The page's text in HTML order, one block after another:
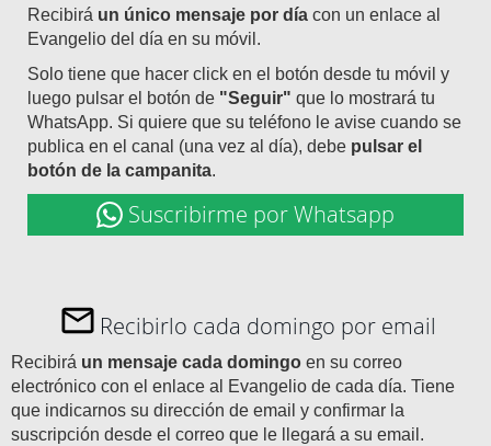
Recibirá un único mensaje por día con un enlace al
Evangelio del día en su móvil.
Solo tiene que hacer click en el botón desde tu móvil y
luego pulsar el botón de "Seguir" que lo mostrará tu
WhatsApp. Si quiere que su teléfono le avise cuando se
publica en el canal (una vez al día), debe pulsar el
botón de la campanita.
Suscribirme por Whatsapp
Recibirlo cada domingo por email
Recibirá un mensaje cada domingo en su correo
electrónico con el enlace al Evangelio de cada día. Tiene
que indicarnos su dirección de email y confirmar la
suscripción desde el correo que le llegará a su email.